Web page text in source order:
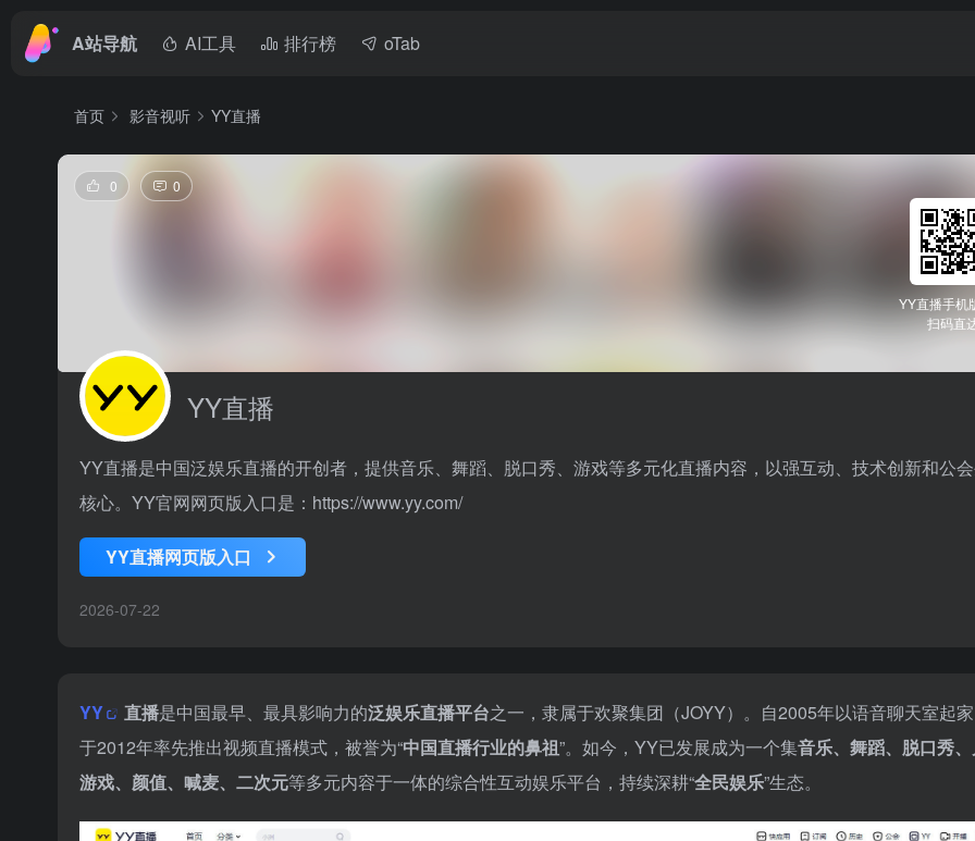
A站导航 AI工具 排行榜 oTab
首页 影音视听 YY直播
YY直播手机
扫码直
0 0
YY直播
YY直播是中国泛娱乐直播的开创者，提供音乐、舞蹈、脱口秀、游戏等多元化直播内容，以强互动、技术创新和公
核心。YY官网网页版入口是：https://www.yy.com/
YY直播网页版入口
2026-07-22
YY 直播是中国最早、最具影响力的泛娱乐直播平台之一，隶属于欢聚集团（JOYY）。自2005年以语音聊天室起
于2012年率先推出视频直播模式，被誉为“中国直播行业的鼻祖”。如今，YY已发展成为一个集音乐、舞蹈、脱口秀
游戏、颜值、喊麦、二次元等多元内容于一体的综合性互动娱乐平台，持续深耕“全民娱乐”生态。